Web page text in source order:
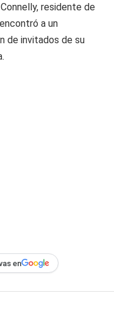
residente de
a un
de invitados de su
en